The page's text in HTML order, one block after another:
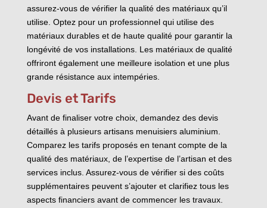
assurez-vous de vérifier la qualité des matériaux qu’il
utilise. Optez pour un professionnel qui utilise des
matériaux durables et de haute qualité pour garantir la
longévité de vos installations. Les matériaux de qualité
offriront également une meilleure isolation et une plus
grande résistance aux intempéries.
Devis et Tarifs
Avant de finaliser votre choix, demandez des devis
détaillés à plusieurs artisans menuisiers aluminium.
Comparez les tarifs proposés en tenant compte de la
qualité des matériaux, de l’expertise de l’artisan et des
services inclus. Assurez-vous de vérifier si des coûts
supplémentaires peuvent s’ajouter et clarifiez tous les
aspects financiers avant de commencer les travaux.